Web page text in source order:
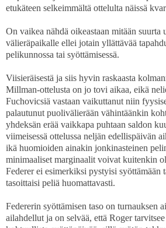
etukäteen selkeimmältä ottelulta näissä
On vaikea nähdä oikeastaan mitään suurta
välieräpaikalle ellei jotain yllättävää
pelikunnossa tai syöttämisessä.
Viisieräisestä ja siis hyvin raskaasta
Millman-ottelusta on jo tovi aikaa, eikä
Fuchovicsiä vastaan vaikuttanut niin
palautunut puolivälierään vähintäänkin
yhdeksän erää vaikkapa puhtaan saldon
viimeisessä ottelussa neljän edellispäivän
ikä huomioiden ainakin jonkinasteinen
minimaaliset marginaalit voivat kuitenkin
Federer ei esimerkiksi pystyisi syöttämään
tasoittaisi peliä huomattavasti.
Federerin syöttämisen taso on turnauksen
ailahdellut ja on selvää, että Roger